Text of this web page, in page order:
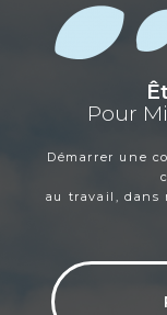
Pour
Démarrer une
au travail, dans